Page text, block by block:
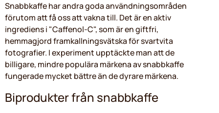
Snabbkaffe har andra goda användningsområden
förutom att få oss att vakna till. Det är en aktiv
ingrediens i "Caffenol-C", som är en giftfri,
hemmagjord framkallningsvätska för svartvita
fotografier. I experiment upptäckte man att de
billigare, mindre populära märkena av snabbkaffe
fungerade mycket bättre än de dyrare märkena.
Biprodukter från snabbkaffe